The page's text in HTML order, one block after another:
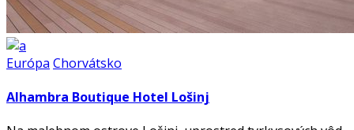
Európa Chorvátsko
Alhambra Boutique Hotel Lošinj